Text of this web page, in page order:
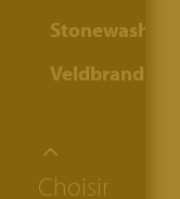
Stonewashed
Veldbrand
Choisir